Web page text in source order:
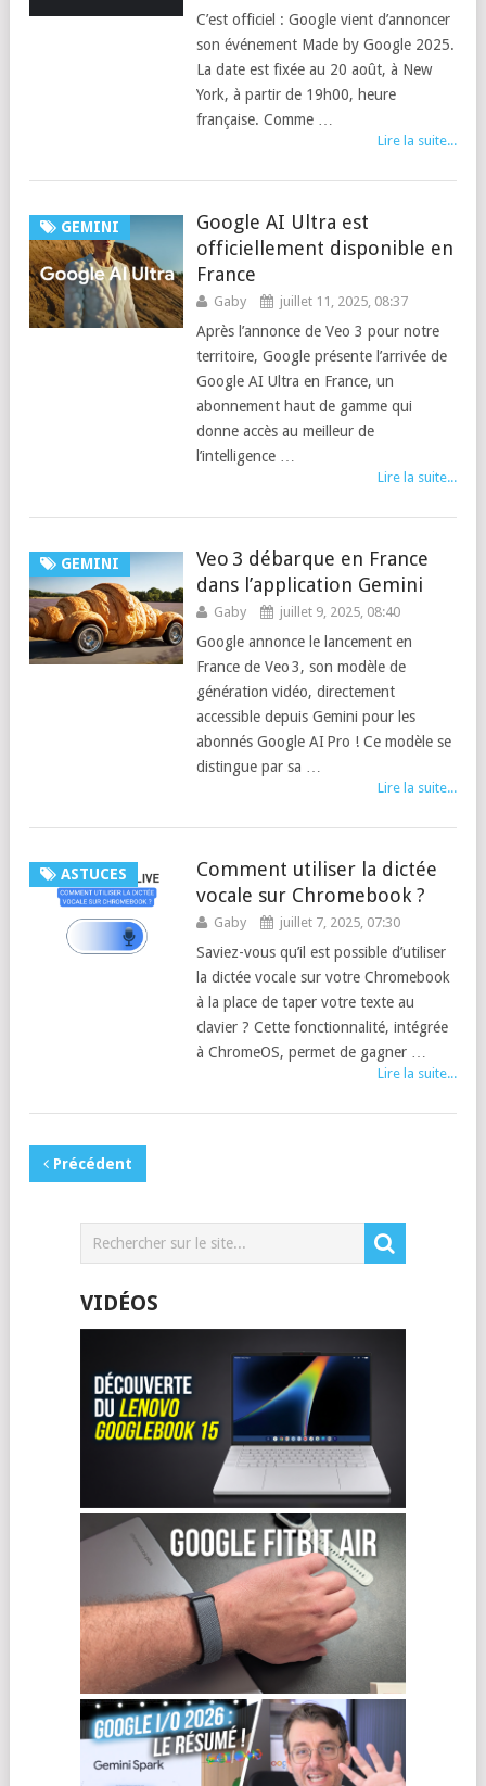
C’est officiel : Google vient d’annoncer
son événement Made by Google 2025.
La date est fixée au 20 août, à New
York, à partir de 19h00, heure
française. Comme …
Lire la suite...
GEMINI
Google AI Ultra est
officiellement disponible en
France
Gaby juillet 11, 2025, 08:37
Après l’annonce de Veo 3 pour notre
territoire, Google présente l’arrivée de
Google AI Ultra en France, un
abonnement haut de gamme qui
donne accès au meilleur de
l’intelligence …
Lire la suite...
GEMINI
Veo 3 débarque en France
dans l’application Gemini
Gaby juillet 9, 2025, 08:40
Google annonce le lancement en
France de Veo 3, son modèle de
génération vidéo, directement
accessible depuis Gemini pour les
abonnés Google AI Pro ! Ce modèle se
distingue par sa …
Lire la suite...
ASTUCES
Comment utiliser la dictée
vocale sur Chromebook ?
Gaby juillet 7, 2025, 07:30
Saviez-vous qu’il est possible d’utiliser
la dictée vocale sur votre Chromebook
à la place de taper votre texte au
clavier ? Cette fonctionnalité, intégrée
à ChromeOS, permet de gagner …
Lire la suite...
Précédent
VIDÉOS